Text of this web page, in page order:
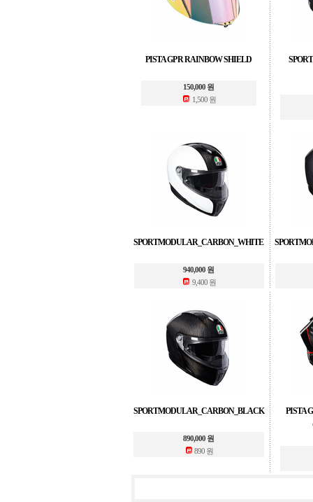
PISTA GP R RAINBOW SHIELD
150,000 원
1,500 원
SPORTMODULAR_CARBON_WHITE
940,000 원
9,400 원
SPORTMODULAR_CARBON_BLACK
890,000 원
890 원
PISTA